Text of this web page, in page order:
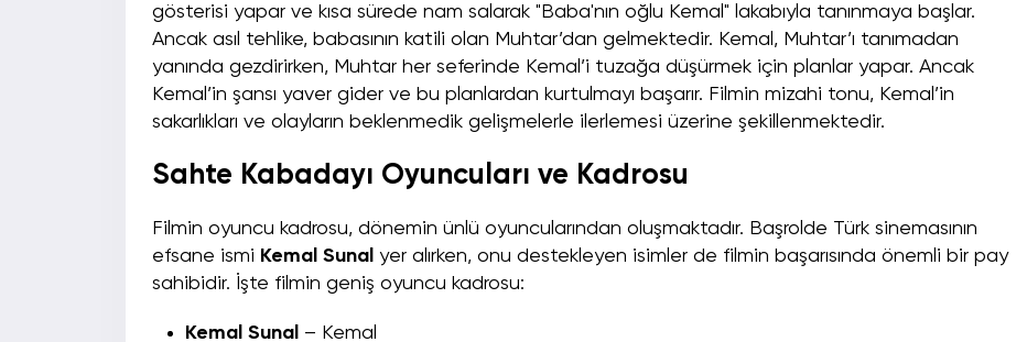
gösterisi yapar ve kısa sürede nam salarak "Baba'nın oğlu Kemal" lakabıyla tanınmaya başlar.
Ancak asıl tehlike, babasının katili olan Muhtar’dan gelmektedir. Kemal, Muhtar’ı tanımadan
yanında gezdirirken, Muhtar her seferinde Kemal’i tuzağa düşürmek için planlar yapar. Ancak
Kemal’in şansı yaver gider ve bu planlardan kurtulmayı başarır. Filmin mizahi tonu, Kemal’in
sakarlıkları ve olayların beklenmedik gelişmelerle ilerlemesi üzerine şekillenmektedir.
Sahte Kabadayı Oyuncuları ve Kadrosu
Filmin oyuncu kadrosu, dönemin ünlü oyuncularından oluşmaktadır. Başrolde Türk sinemasının
efsane ismi Kemal Sunal yer alırken, onu destekleyen isimler de filmin başarısında önemli bir pay
sahibidir. İşte filmin geniş oyuncu kadrosu:
Kemal Sunal – Kemal